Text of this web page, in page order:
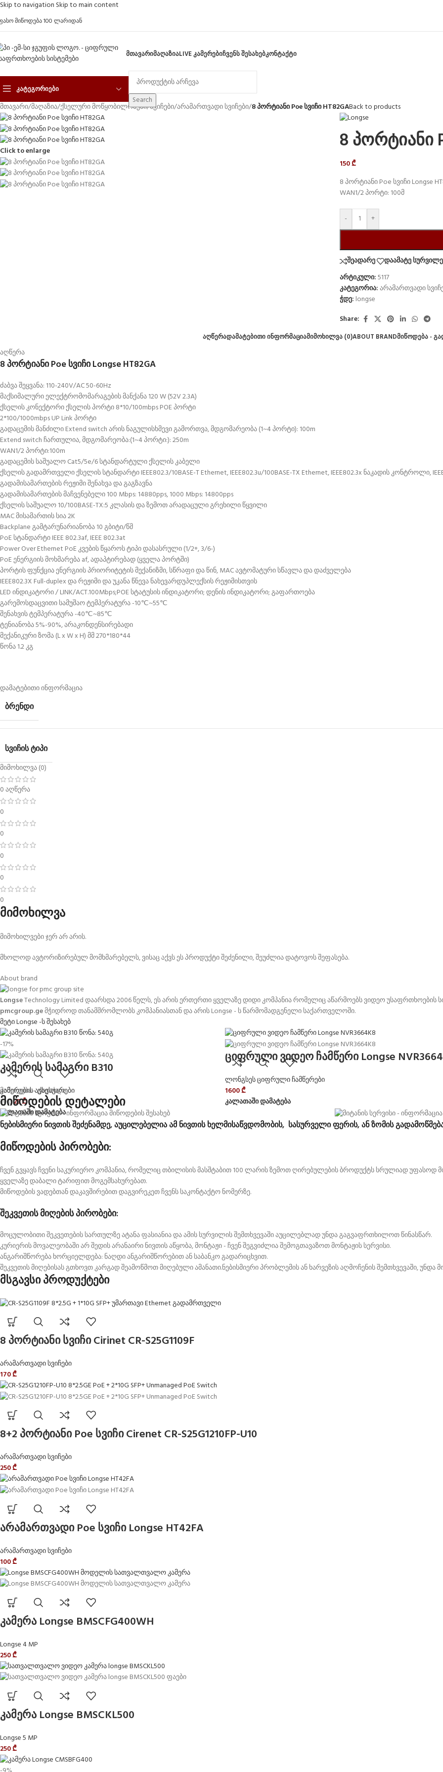
Skip to navigation Skip to main content
მიწოდება 100 ლარიდან
ᲛᲗᲐᲕᲐᲠᲘᲛᲐᲦᲐᲖᲘᲐLIVE ᲙᲐᲛᲔᲠᲔᲑᲘᲩᲕᲔᲜᲡ ᲨᲔᲡᲐᲮᲔᲑᲙᲝᲜᲢᲐᲥᲢᲘ
ᲙᲐᲢᲔᲒᲝᲠᲘᲔᲑᲘ
Search
მთავარი/მაღაზია/ქსელური მოწყობილობები/სვიჩები/არამართვადი სვიჩები/8 პორტიანი Poe სვიჩი HT82GABack to products
Click to enlarge 8 პორტიანი
150₾
8 პორტიანი Poe სვიჩი Longse
WAN1/2 პორტი: 100მ
- +
შეადარე
დაამატე
არტიკული:5117
კატეგორია:არამართვადი
ჭდე: longse
Share:
ᲐᲦᲬᲔᲠᲐᲓᲐᲛᲐᲢᲔᲑᲘᲗᲘ ᲘᲜᲤᲝᲠᲛᲐᲪᲘᲐᲛᲘᲛᲝᲮᲘᲚᲕᲐ (0)ABOUT BRANDᲛᲘᲬᲝᲓᲔᲑᲐ -
აღწერა
8 პორტიანი Poe სვიჩი Longse HT82GA
ძაბვა შეყვანა: 110-240V/AC 50-60Hz
მაქსიმალური ელექტრომომარაგების მანქანა 120 W (52V 2.3A)
ქსელის კონექტორი ქსელის პორტი 8*10/100mbps POE პორტი
2*100/1000mbps UP Link პორტი
გადაცემის მანძილი Extend switch არის ნაგულისხმევი გამორთვა, მდგომარეობა (1~4 პორტი): 100m
Extend switch ჩართულია, მდგომარეობა:(1~4 პორტი:): 250m
WAN1/2 პორტი:100m
გადაცემის საშუალო Cat5/5e/6 სტანდარტული ქსელის კაბელი
ქსელის გადამრთველი ქსელის სტანდარტი IEEE802.3/10BASE-T Ethernet, IEEE802.3u/100BASE-TX Ethernet, IEEE802.3x ნაკადის კონტროლი,
გადამისამართების რეჟიმი შენახვა და გაგზავნა
გადამისამართების მაჩვენებელი 100 Mbps: 14880pps, 1000 Mbps: 14800pps
ქსელის საშუალო 10/100BASE-TX:5 კლასის და ზემოთ არადაცული გრეხილი წყვილი
MAC მისამართის სია 2K
Backplane გამტარუნარიანობა 10 გბიტი/წმ
PoE სტანდარტი IEEE 802.3af, IEEE 802.3at
Power Over Ethernet PoE კვების წყაროს ტიპი დასასრული (1/2+, 3/6-)
PoE ენერგიის მოხმარება af, ადაპტირებად (ყველა პორტში)
პორტის ფუნქცია ენერგიის პრიორიტეტის მექანიზმი, სწრაფი და წინ, MAC ავტომატური სწავლა და დაძველება
IEEE802.3X Full-duplex და რეჟიმი და უკანა წნევა ნახევარდუპლექსის რეჟიმისთვის
LED ინდიკატორი / LINK/ACT.100Mbps;POE სტატუსის ინდიკატორი; დენის ინდიკატორი; გაფართოება
გარემოსდაცვითი სამუშაო ტემპერატურა -10℃~55℃
შენახვის ტემპერატურა -40℃~85℃
ტენიანობა 5%-90%, არაკონდენსირებადი
მექანიკური ზომა (L x W x H) მმ 270*180*44
წონა 1.2 კგ
დამატებითი ინფორმაცია
ᲑᲠᲔᲜᲓᲘ
ᲡᲕᲘᲩᲘᲡ ᲢᲘᲞᲘ
მიმოხილვა (0)
0 აღწერა
0
0
0
0
0
მიმოხილვა
მიმოხილვები ჯერ არ არის.
მხოლოდ ავტორიზირებულ მომხმარებელს, ვისაც აქვს ეს პროდუქტი შეძენილი, შეუძლია დატოვოს შეფასება.
About brand
LongseTechnology Limited დაარსდა 2006 წელს,ეს არის ერთერთი ყველაზე დიდი კომპანია რომელიც აწარმოებს ვიდეო უსაფრთხოების
pmcgroup.geმჭიდროდ თანამშრომლობს კომპანიასთან და არის Longse - ს წარმომადგენელი საქართველოში.
მეტი Longse -ს შესახებ
-17%
კამერის სამაგრი B310
კამერების აქსესუარები
30₾25₾
კალათაში დამატება
ციფრული ვიდეო ჩამწერი Longse
ლონგსეს ციფრული ჩამწერები
1600₾
კალათაში დამატება
მიწოდება - გადახდა
მიწოდების დეტალები
ნებისმიერი ნივთის შეძენამდე, აუცილებელია ამ ნივთის ხელმისაწვდომობის, სასურველი ფერის, ან ზომის
მიწოდების პირობები:
ჩვენ გვყავს ჩვენი საკურიერო კომპანია, რომელიც თბილისის მასშტაბით 100 ლარის ზემოთ ღირებულების ბროდუქტს სრულიად უფასოდ
ყველაზე დაბალი ტარიფით მოგემსახურებათ.
მიწოდების ვადებთან დაკავშირებით დაგვირეკეთ ჩვენს საკონტაქტო ნომერზე.
შეკვეთის მიღების პირობები:
მოცულობითი შეკვეთების სართულზე ატანა ფასიანია და ამის სურვილის შემთხვევაში აუცილებლად უნდა გაგვაფრთხილოთ წინასწარ.
კურიერის მოვალეობაში არ შედის არანაირი ნივთის აწყობა, მონტაჟი - ჩვენ შეგვიძლია შემოგთავაზოთ მონტაჟის სერვისი.
ანგარიშწორება ხორციელდება: ნაღდი ანგარიშწორებით ან საბანკო გადარიცხვით.
შეკვეთის მიღებისას გთხოვთ კარგად შეამოწმოთ მიღებული ამანათი.ნებისმიერი პრობლემის ან ხარვეზის აღმოჩენის შემთხვევაში,
მსგავსი პროდუქტები
8 პორტიანი სვიჩი Cirinet CR-S25G1109F
არამართვადი სვიჩები
170₾
8+2 პორტიანი Poe სვიჩი Cirenet CR-S25G1210FP-U10
არამართვადი სვიჩები
250₾
არამართვადი Poe სვიჩი Longse HT42FA
არამართვადი სვიჩები
100₾
კამერა Longse BMSCFG400WH
Longse 4 MP
250₾
კამერა Longse BMSCKL500
Longse 5 MP
250₾